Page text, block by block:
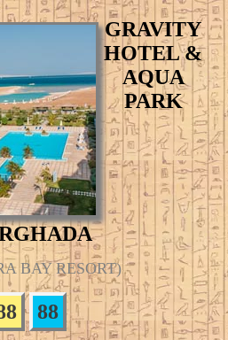
GRAVITY
HOTEL &
AQUA
PARK
BAY RESORT)
88